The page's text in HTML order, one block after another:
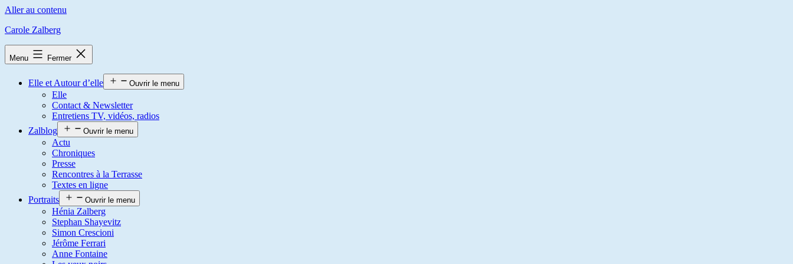
Aller au contenu
Carole Zalberg
Menu Fermer
Elle et Autour d’elle Ouvrir le menu
Elle
Contact & Newsletter
Entretiens TV, vidéos, radios
Zalblog
Ouvrir le menu
Actu
Chroniques
Presse
Rencontres à la Terrasse
Textes en ligne
Portraits
Ouvrir le menu
Hénia Zalberg
Stephan Shayevitz
Simon Crescioni
Jérôme Ferrari
Anne Fontaine